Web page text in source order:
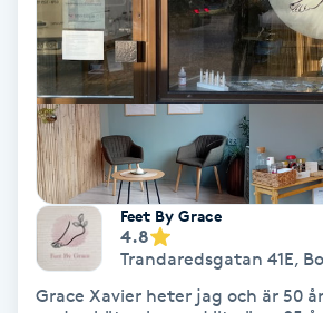
Hyperhidros
Hypnos
Hårborttagning
Hårbottenbehandling
Hårförlängning
Feet By Grace
4.8
Trandaredsgatan 41E,
Grace Xavier heter jag och är 50